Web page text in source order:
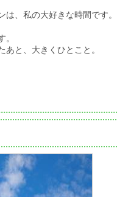
、私の大好きな時間です。
と、大きくひとこと。